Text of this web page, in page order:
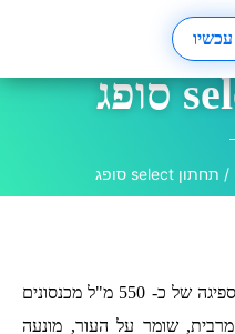
/ תחתון select סופג
מכנסונים לשימוש ביום, בעלי כושר ספיגה של כ- 550 מ"ל מכנסונים
שומר על העור, מונעה